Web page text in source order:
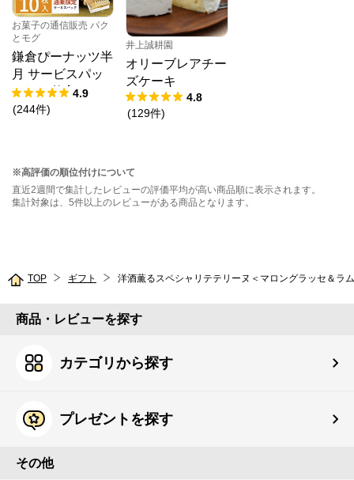
お菓子の通信販売 パク
とモグ
鎌倉ぴーナッツ半
月 サービスパッ
ク 10枚入4.9
(244件)
井上誠耕園
オリーブレアチー
ズケーキ
4.8
(129件)
※高評価の順位付けについて
直近2週間で集計したレビューの評価平均が高い商品順に表示されます。
集計対象は、5件以上のレビューがある商品となります。
TOP ギフト 洋酒薫るスペシャリテテリーヌ＜マロングラッセ＆
商品・レビューを探す
カテゴリから探す
プレゼントを探す
その他